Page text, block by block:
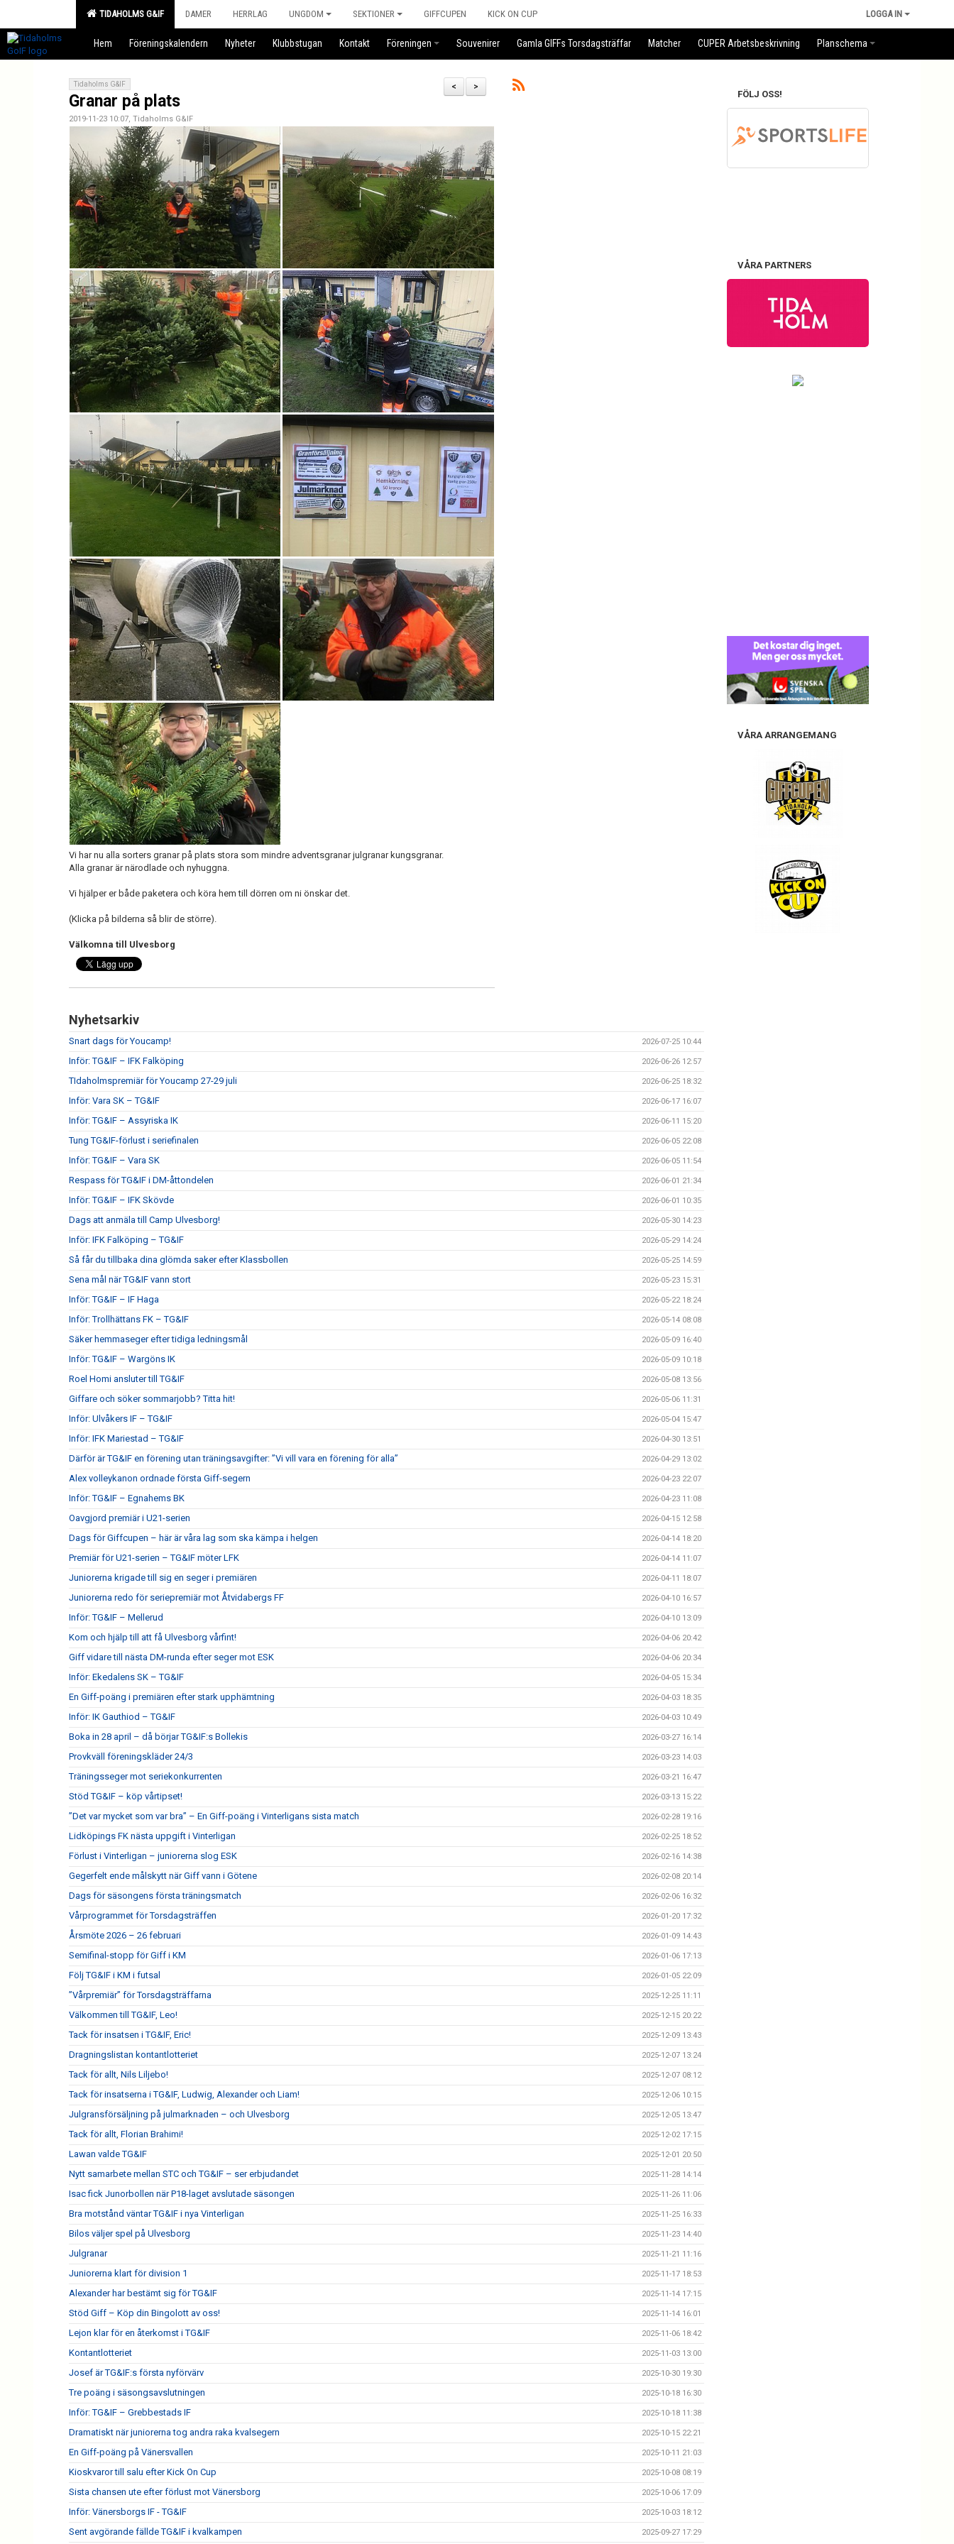
TIDAHOLMS G&IF DAMER HERRLAG UNGDOM SEKTIONER GIFFCUPEN KICK ON CUP LOGGA IN
Hem Föreningskalendern Nyheter Klubbstugan Kontakt Föreningen Souvenirer Gamla GIFFs Torsdagsträffar Matcher CUPER Arbetsbeskrivning Planschema
>
<
Tidaholms G&IF
Granar på plats
2019-11-23 10:07, Tidaholms G&IF
Vi har nu alla sorters granar på plats stora som mindre adventsgranar julgranar kungsgranar.
Alla granar är närodlade och nyhuggna.
Vi hjälper er både paketera och köra hem till dörren om ni önskar det.
(Klicka på bilderna så blir de större).
Välkomna till Ulvesborg
Nyhetsarkiv
Snart dags för Youcamp! 2026-07-25 10:44
Inför: TG&IF – IFK Falköping 2026-06-26 12:57
TIdaholmspremiär för Youcamp 27-29 juli 2026-06-25 18:32
Inför: Vara SK – TG&IF 2026-06-17 16:07
Inför: TG&IF – Assyriska IK 2026-06-11 15:20
Tung TG&IF-förlust i seriefinalen 2026-06-05 22:08
Inför: TG&IF – Vara SK 2026-06-05 11:54
Respass för TG&IF i DM-åttondelen 2026-06-01 21:34
Inför: TG&IF – IFK Skövde 2026-06-01 10:35
Dags att anmäla till Camp Ulvesborg! 2026-05-30 14:23
Inför: IFK Falköping – TG&IF 2026-05-29 14:24
Så får du tillbaka dina glömda saker efter Klassbollen 2026-05-25 14:59
Sena mål när TG&IF vann stort 2026-05-23 15:31
Inför: TG&IF – IF Haga 2026-05-22 18:24
Inför: Trollhättans FK – TG&IF 2026-05-14 08:08
Säker hemmaseger efter tidiga ledningsmål 2026-05-09 16:40
Inför: TG&IF – Wargöns IK 2026-05-09 10:18
Roel Homi ansluter till TG&IF 2026-05-08 13:56
Giffare och söker sommarjobb? Titta hit! 2026-05-06 11:31
Inför: Ulvåkers IF – TG&IF 2026-05-04 15:47
Inför: IFK Mariestad – TG&IF 2026-04-30 13:51
Därför är TG&IF en förening utan träningsavgifter: ”Vi vill vara en förening för alla” 2026-04-29 13:02
Alex volleykanon ordnade första Giff-segern 2026-04-23 22:07
Inför: TG&IF – Egnahems BK 2026-04-23 11:08
Oavgjord premiär i U21-serien 2026-04-15 12:58
Dags för Giffcupen – här är våra lag som ska kämpa i helgen 2026-04-14 18:20
Premiär för U21-serien – TG&IF möter LFK 2026-04-14 11:07
Juniorerna krigade till sig en seger i premiären 2026-04-11 18:07
Juniorerna redo för seriepremiär mot Åtvidabergs FF 2026-04-10 16:57
Inför: TG&IF – Mellerud 2026-04-10 13:09
Kom och hjälp till att få Ulvesborg vårfint! 2026-04-06 20:42
Giff vidare till nästa DM-runda efter seger mot ESK 2026-04-06 20:34
Inför: Ekedalens SK – TG&IF 2026-04-05 15:34
En Giff-poäng i premiären efter stark upphämtning 2026-04-03 18:35
Inför: IK Gauthiod – TG&IF 2026-04-03 10:49
Boka in 28 april – då börjar TG&IF:s Bollekis 2026-03-27 16:14
Provkväll föreningskläder 24/3 2026-03-23 14:03
Träningsseger mot seriekonkurrenten 2026-03-21 16:47
Stöd TG&IF – köp vårtipset! 2026-03-13 15:22
”Det var mycket som var bra” – En Giff-poäng i Vinterligans sista match 2026-02-28 19:16
Lidköpings FK nästa uppgift i Vinterligan 2026-02-25 18:52
Förlust i Vinterligan – juniorerna slog ESK 2026-02-16 14:38
Gegerfelt ende målskytt när Giff vann i Götene 2026-02-08 20:14
Dags för säsongens första träningsmatch 2026-02-06 16:32
Vårprogrammet för Torsdagsträffen 2026-01-20 17:32
Årsmöte 2026 – 26 februari 2026-01-09 14:43
Semifinal-stopp för Giff i KM 2026-01-06 17:13
Följ TG&IF i KM i futsal 2026-01-05 22:09
”Vårpremiär” för Torsdagsträffarna 2025-12-25 11:11
Välkommen till TG&IF, Leo! 2025-12-15 20:22
Tack för insatsen i TG&IF, Eric! 2025-12-09 13:43
Dragningslistan kontantlotteriet 2025-12-07 13:24
Tack för allt, Nils Liljebo! 2025-12-07 08:12
Tack för insatserna i TG&IF, Ludwig, Alexander och Liam! 2025-12-06 10:15
Julgransförsäljning på julmarknaden – och Ulvesborg 2025-12-05 13:47
Tack för allt, Florian Brahimi! 2025-12-02 17:15
Lawan valde TG&IF 2025-12-01 20:50
Nytt samarbete mellan STC och TG&IF – ser erbjudandet 2025-11-28 14:14
Isac fick Junorbollen när P18-laget avslutade säsongen 2025-11-26 11:06
Bra motstånd väntar TG&IF i nya Vinterligan 2025-11-25 16:33
Bilos väljer spel på Ulvesborg 2025-11-23 14:40
Julgranar 2025-11-21 11:16
Juniorerna klart för division 1 2025-11-17 18:53
Alexander har bestämt sig för TG&IF 2025-11-14 17:15
Stöd Giff – Köp din Bingolott av oss! 2025-11-14 16:01
Lejon klar för en återkomst i TG&IF 2025-11-06 18:42
Kontantlotteriet 2025-11-03 13:00
Josef är TG&IF:s första nyförvärv 2025-10-30 19:30
Tre poäng i säsongsavslutningen 2025-10-18 16:30
Inför: TG&IF – Grebbestads IF 2025-10-18 11:38
Dramatiskt när juniorerna tog andra raka kvalsegern 2025-10-15 22:21
En Giff-poäng på Vänersvallen 2025-10-11 21:03
Kioskvaror till salu efter Kick On Cup 2025-10-08 08:19
Sista chansen ute efter förlust mot Vänersborg 2025-10-06 17:09
Inför: Vänersborgs IF - TG&IF 2025-10-03 18:12
Sent avgörande fällde TG&IF i kvalkampen 2025-09-27 17:29
FÖLJ OSS!
VÅRA PARTNERS
VÅRA ARRANGEMANG